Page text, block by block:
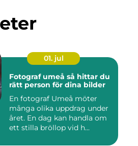
01. jul
Fotograf umeå så hittar du
rätt person för dina bilder
En fotograf Umeå möter
många olika uppdrag under
året. En dag kan handla om
ett stilla bröllop vid h...